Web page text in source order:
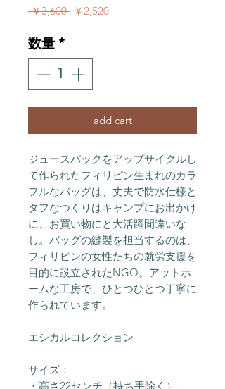
￥3,600 通常価格
￥2,520セール価格
数量 *
add cart
ジュースパックをアップサイクルし
て作られたフィリピン生まれのカラ
フルなバッグは、丈夫で防水仕様と
タフなつくりはキャンプにお出かけ
に、お買い物にと大活躍間違いな
し。バッグの縫製を担当するのは、
フィリピンの女性たちの就労支援を
目的に設立されたNGO。アットホ
ームな工房で、ひとつひとつ丁寧に
作られています。
エシカルコレクション
サイズ：
・高さ22センチ（持ち手除く）、